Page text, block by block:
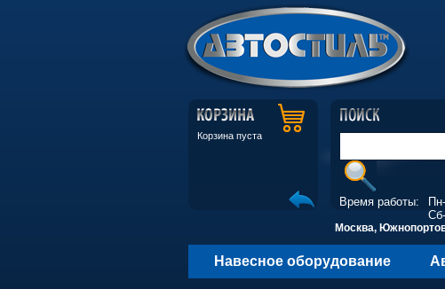
Корзина пуста
Время работы:
Москва,
Навесное оборудование